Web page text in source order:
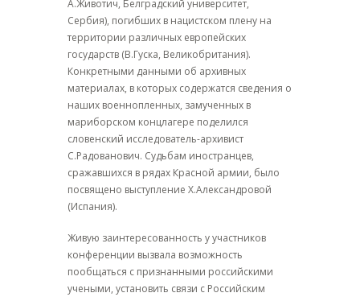
А.Животич, Белградский университет,
Сербия), погибших в нацистском плену на
территории различных европейских
государств (В.Гуска, Великобритания).
Конкретными данными об архивных
материалах, в которых содержатся сведения о
наших военнопленных, замученных в
мариборском концлагере поделился
словенский исследователь-архивист
С.Радованович. Судьбам иностранцев,
сражавшихся в рядах Красной армии, было
посвящено выступление Х.Александровой
(Испания).
Живую заинтересованность у участников
конференции вызвала возможность
пообщаться с признанными российскими
учеными, установить связи с Российским